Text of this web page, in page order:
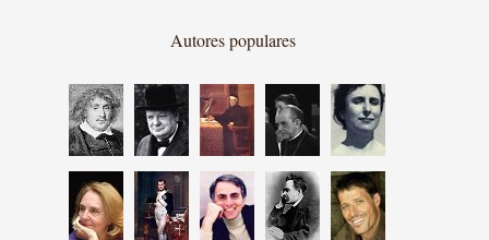
Autores populares